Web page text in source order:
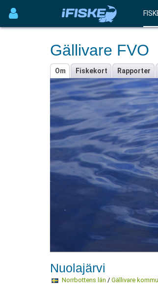
Gällivare FVO
Om Fiskekort Rapporter
Nuolajärvi
Norrbottens län / Gällivare